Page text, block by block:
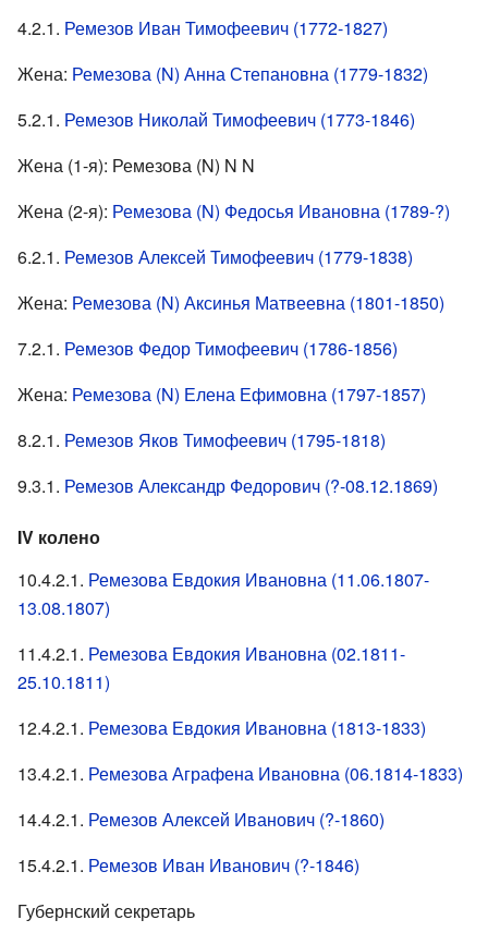
4.2.1. Ремезов Иван Тимофеевич (1772-1827)
Жена: Ремезова (N) Анна Степановна (1779-1832)
5.2.1. Ремезов Николай Тимофеевич (1773-1846)
Жена (1-я): Ремезова (N) N N
Жена (2-я): Ремезова (N) Федосья Ивановна (1789-?)
6.2.1. Ремезов Алексей Тимофеевич (1779-1838)
Жена: Ремезова (N) Аксинья Матвеевна (1801-1850)
7.2.1. Ремезов Федор Тимофеевич (1786-1856)
Жена: Ремезова (N) Елена Ефимовна (1797-1857)
8.2.1. Ремезов Яков Тимофеевич (1795-1818)
9.3.1. Ремезов Александр Федорович (?-08.12.1869)
IV колено
10.4.2.1. Ремезова Евдокия Ивановна (11.06.1807-
13.08.1807)
11.4.2.1. Ремезова Евдокия Ивановна (02.1811-
25.10.1811)
12.4.2.1. Ремезова Евдокия Ивановна (1813-1833)
13.4.2.1. Ремезова Аграфена Ивановна (06.1814-1833)
14.4.2.1. Ремезов Алексей Иванович (?-1860)
15.4.2.1. Ремезов Иван Иванович (?-1846)
Губернский секретарь